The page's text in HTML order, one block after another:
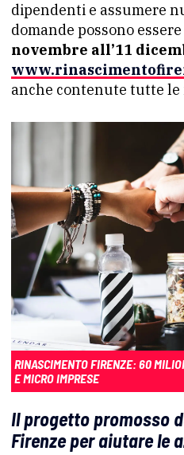
dipendenti e assumere
domande possono
novembre all’11
anche contenute tutte le
RINASCIMENTO FIRENZE: 60
E MICRO IMPRESE
Il progetto promosso
Firenze per aiutare le